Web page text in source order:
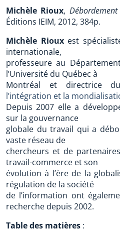
Michèle Rioux,
Éditions IEIM, 2012, 384p.
Michèle Riouxest
internationale,
professeure au
l’Université du Québec à
Montréal et directrice
l’intégration et la
Depuis 2007 elle a
sur la gouvernance
globale du travail qui a
vaste réseau de
chercheurs et de
travail-commerce et son
évolution à l’ère de la
régulation de la société
de l’information ont
recherche depuis 2002.
Table des matières :